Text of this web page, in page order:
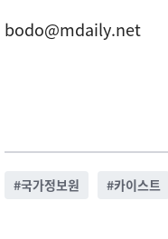
bodo@mdaily.net
#국가정보원 #카이스트